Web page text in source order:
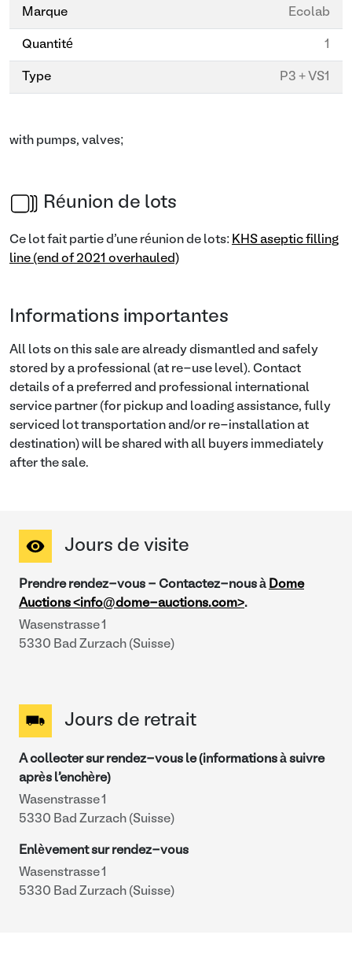
Marque Ecolab
Quantité 1
Type P3 + VS1
with pumps, valves;
Réunion de lots
Ce lot fait partie d'une réunion de lots: KHS aseptic filling
line (end of 2021 overhauled)
Informations importantes
All lots on this sale are already dismantled and safely
stored by a professional (at re-use level). Contact
details of a preferred and professional international
service partner (for pickup and loading assistance, fully
serviced lot transportation and/or re-installation at
destination) will be shared with all buyers immediately
after the sale.
Jours de visite
Prendre rendez-vous - Contactez-nous à Dome
Auctions <info@dome-auctions.com>.
Wasenstrasse 1
5330 Bad Zurzach (Suisse)
Jours de retrait
A collecter sur rendez-vous le (informations à suivre
après l'enchère)
Wasenstrasse 1
5330 Bad Zurzach (Suisse)
Enlèvement sur rendez-vous
Wasenstrasse 1
5330 Bad Zurzach (Suisse)